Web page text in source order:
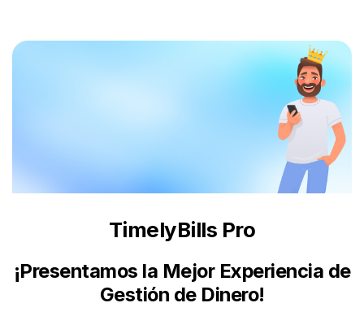
TimelyBills Pro
¡Presentamos la Mejor Experiencia de
Gestión de Dinero!